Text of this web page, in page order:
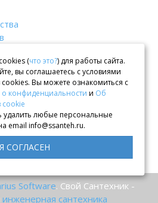
Software. Свой Сантехник -
инженерная сантехника
(что это?) для работы сайта.
вы соглашаетесь с условиями
Вы можете ознакомиться с
конфиденциальности и Об
cookie
удалить любые персональные
email info@ssanteh.ru.
Я СОГЛАСЕН